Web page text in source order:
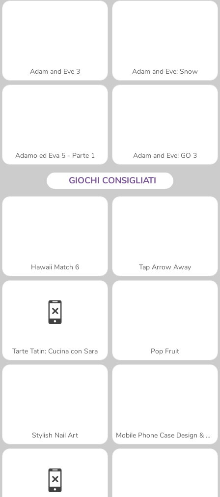
Adam and Eve 3 Adam and Eve: Snow
Adamo ed Eva 5 - Parte 1 Adam and Eve: GO 3
GIOCHI CONSIGLIATI
Hawaii Match 6 Tap Arrow Away
Tarte Tatin: Cucina con Sara Pop Fruit
Stylish Nail Art Mobile Phone Case Design & DIY